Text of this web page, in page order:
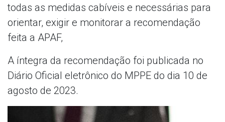
todas as medidas cabíveis e necessárias para
orientar, exigir e monitorar a recomendação
feita a APAF,
A íntegra da recomendação foi publicada no
Diário Oficial eletrônico do MPPE do dia 10 de
agosto de 2023.